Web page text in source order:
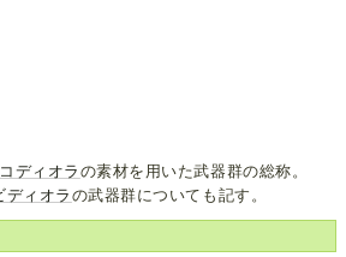
ディオラ の素材を用いた武器群の総称。
ディオラの武器群についても記す。